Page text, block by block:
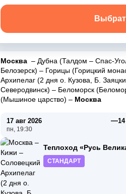
Москва – Дубна (Талдом – Спас-
Белозерск) – Горицы (Горицкий
Архипелаг (2 дня о. Кузова, Б.
Северодвинск) – Беломорск
(Мышиное царство) – Москва
17 авг 2026
пн, 19:30
—
Теплоход «Русь
СТАНДАРТ